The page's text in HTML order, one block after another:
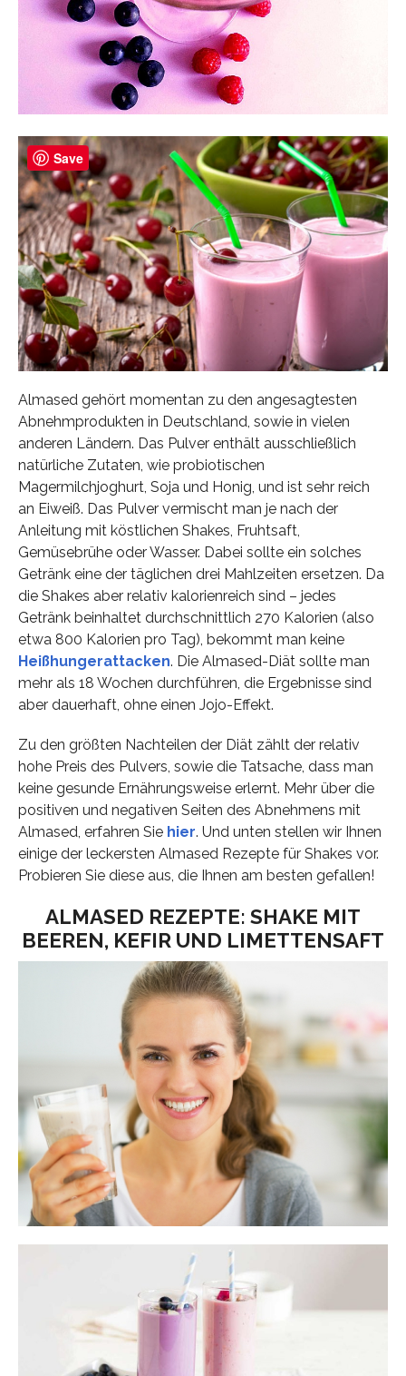
Almased gehört momentan zu den angesagtesten
Abnehmprodukten in Deutschland, sowie in vielen
anderen Ländern. Das Pulver enthält ausschließlich
natürliche Zutaten, wie probiotischen
Magermilchjoghurt, Soja und Honig, und ist sehr reich
an Eiweiß. Das Pulver vermischt man je nach der
Anleitung mit köstlichen Shakes, Fruhtsaft,
Gemüsebrühe oder Wasser. Dabei sollte ein solches
Getränk eine der täglichen drei Mahlzeiten ersetzen. Da
die Shakes aber relativ kalorienreich sind – jedes
Getränk beinhaltet durchschnittlich 270 Kalorien (also
etwa 800 Kalorien pro Tag), bekommt man keine
Heißhungerattacken. Die Almased-Diät sollte man
mehr als 18 Wochen durchführen, die Ergebnisse sind
aber dauerhaft, ohne einen Jojo-Effekt.
Zu den größten Nachteilen der Diät zählt der relativ
hohe Preis des Pulvers, sowie die Tatsache, dass man
keine gesunde Ernährungsweise erlernt. Mehr über die
positiven und negativen Seiten des Abnehmens mit
Almased, erfahren Sie hier. Und unten stellen wir Ihnen
einige der leckersten Almased Rezepte für Shakes vor.
Probieren Sie diese aus, die Ihnen am besten gefallen!
ALMASED REZEPTE: SHAKE MIT
BEEREN, KEFIR UND LIMETTENSAFT
Save